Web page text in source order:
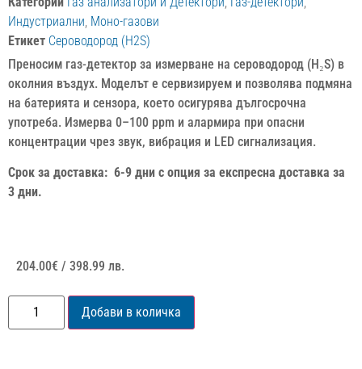
Индустриални Моно-газови
Етикет Сероводород (H2S)
Преносим газ-детектор за измерване на сероводород (H₂S) в
околния въздух. Моделът е сервизируем и позволява подмяна
на батерията и сензора, което осигурява дългосрочна
употреба. Измерва 0–100 ppm и алармира при опасни
концентрации чрез звук, вибрация и LED сигнализация.
Срок за доставка: 6-9 дни с опция за експресна доставка за
3 дни.
204.00€ / 398.99 лв.
Добави в количка